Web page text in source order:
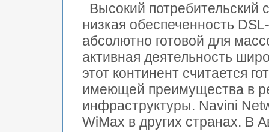
Высокий потребительский
низкая обеспеченность
абсолютно готовой для
активная деятельность
этот континент считается
имеющей преимущества в
инфраструктуры. Navini
WiMax в других странах. В